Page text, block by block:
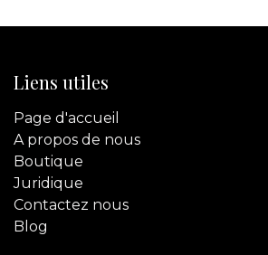
Liens utiles
Page d'accueil
A propos de nous
Boutique
Juridique
Contactez nous
Blog